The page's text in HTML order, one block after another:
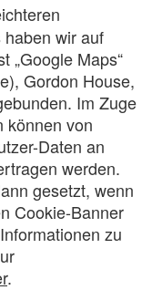
wir auf
„Google Maps“
Gordon House,
Im Zuge
können von
Daten an
werden.
gesetzt, wenn
Cookie-Banner
zu
.